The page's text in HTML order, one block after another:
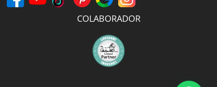
COLABORADOR